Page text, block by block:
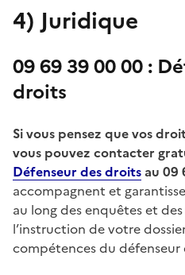
4)Juridique
09 69 39 00 00 :
droits
Si vous pensez que vos
vous pouvez contacter
Défenseur des droitsau 09
accompagnent et
au long des enquêtes et
l’instruction de votre
compétences du défenseur